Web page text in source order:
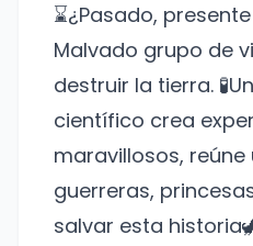
⌛️¿Pasado,
Malvado grupo de
destruir la tierra.
científico crea
maravillosos,
guerreras,
salvar esta